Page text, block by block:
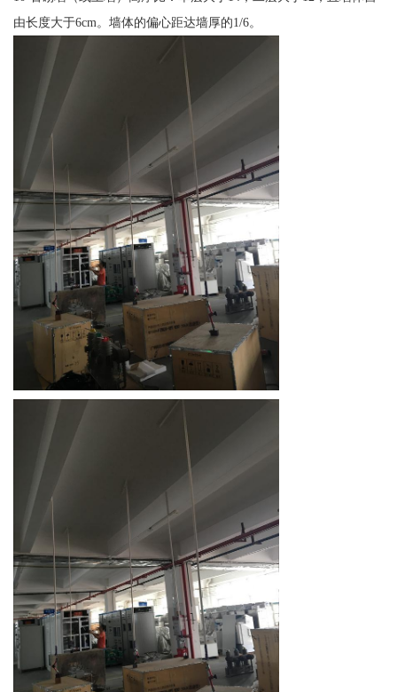
由长度大于6cm。墙体的偏心距达墙厚的1/6。